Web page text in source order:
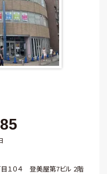
１０４ 登美屋第7ビル 2階